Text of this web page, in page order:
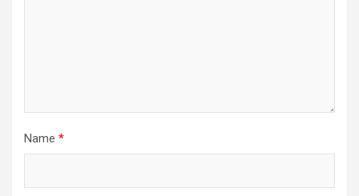
Name *